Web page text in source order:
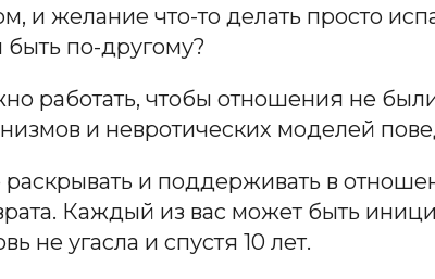
и желание что-то делать просто
по-другому?
работать, чтобы отношения не
и невротических моделей
и поддерживать в
Каждый из вас может быть
не угасла и спустя 10 лет.